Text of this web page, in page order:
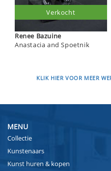
Renee Bazuine
Anastacia and Spoetnik
Verkocht
KLIK HIER VOOR MEER
MENU
Collectie
Kunstenaars
Kunst huren & kopen